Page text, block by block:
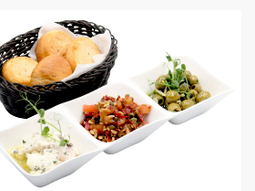
Dodaj do koszyka